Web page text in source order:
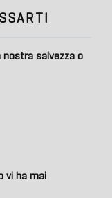
nostra salvezza o
vi ha mai